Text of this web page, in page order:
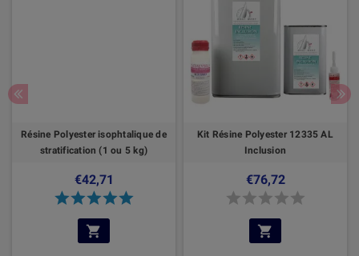
12335 AL
Résine Polyester Orthophtalique
de stratification
Résine Polyester